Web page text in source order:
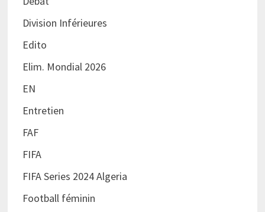
Division Inférieures
Edito
Elim. Mondial 2026
EN
Entretien
FAF
FIFA
FIFA Series 2024 Algeria
Football féminin